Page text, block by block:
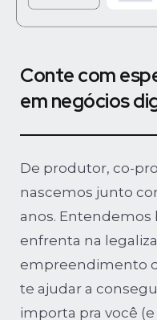
Conte com
em negócios
De produtor, co-
nascemos junto
anos. Entendemos
enfrenta na
empreendimento
te ajudar a
importa pra você